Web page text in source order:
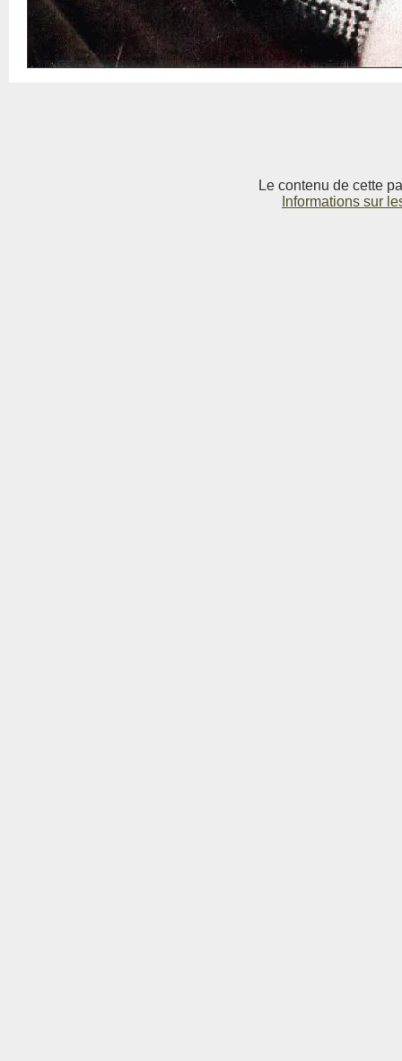
Le contenu de cette
Informations sur